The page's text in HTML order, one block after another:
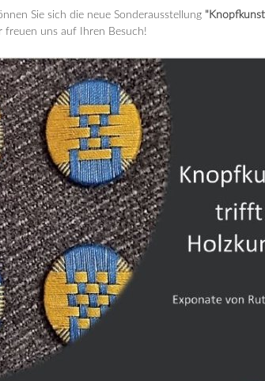
Sie sich die neue Sonderausstellung
freuen uns auf Ihren Besuch!